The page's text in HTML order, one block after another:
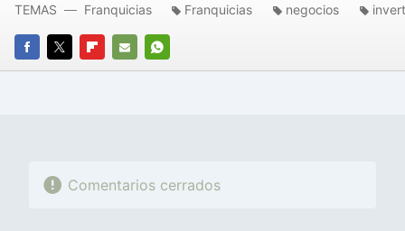
FACEBOOK
TWITTERFLIPBOARD
E-
WHATSAPP
TEMAS Franquicias Franquicias negocios
Comentarios cerrados